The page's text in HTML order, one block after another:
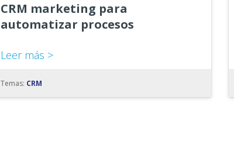
CRM marketing para
automatizar procesos
Leer más >
Temas: CRM